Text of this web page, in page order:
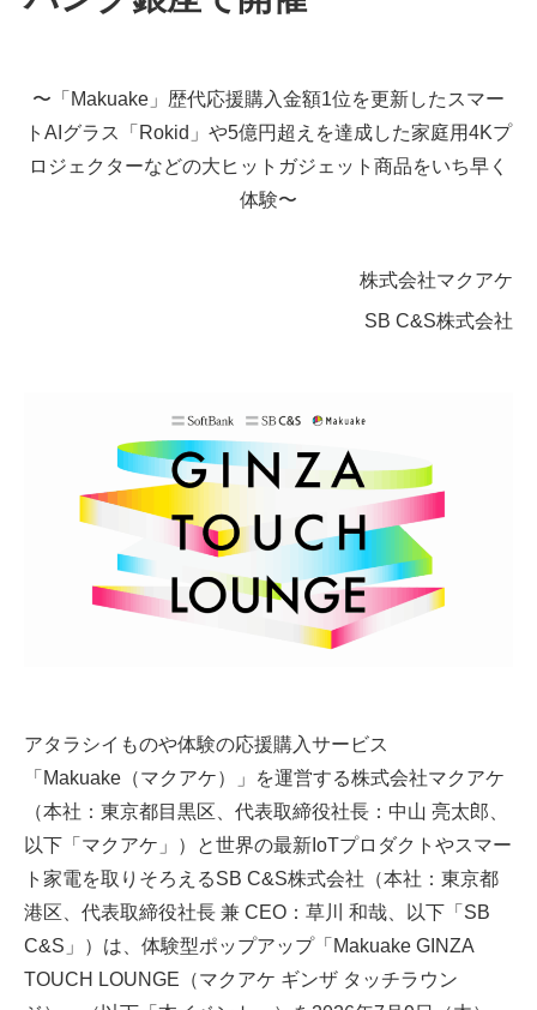
〜「Makuake」歴代応援購入金額1位を更新したスマー
トAIグラス「Rokid」や5億円超えを達成した家庭用4Kプ
ロジェクターなどの大ヒットガジェット商品をいち早く
体験〜
株式会社マクアケ
SB C&S株式会社
アタラシイものや体験の応援購入サービス
「Makuake（マクアケ）」を運営する株式会社マクアケ
（本社：東京都目黒区、代表取締役社長：中山 亮太郎、
以下「マクアケ」）と世界の最新IoTプロダクトやスマー
ト家電を取りそろえるSB C&S株式会社（本社：東京都
港区、代表取締役社長 兼 CEO：草川 和哉、以下「SB
C&S」）は、体験型ポップアップ「Makuake GINZA
TOUCH LOUNGE（マクアケ ギンザ タッチラウン